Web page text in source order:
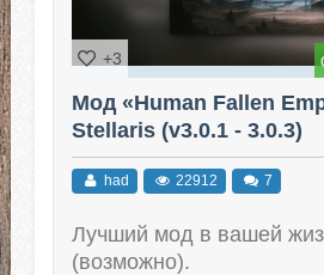
+3
Мод «Human Fallen
Stellaris (v3.0.1 - 3.0.3)
had 22912 7
Лучший мод в вашей
(возможно).